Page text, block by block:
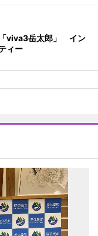
viva3岳太郎」 イン
ィー